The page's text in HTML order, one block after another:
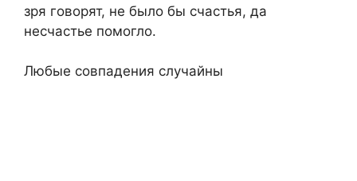
зря говорят, не было бы счастья, да
несчастье помогло.
Любые совпадения случайны